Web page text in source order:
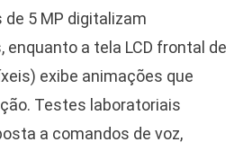
5 MP digitalizam
a tela LCD frontal de
exibe animações que
Testes laboratoriais
a comandos de voz,